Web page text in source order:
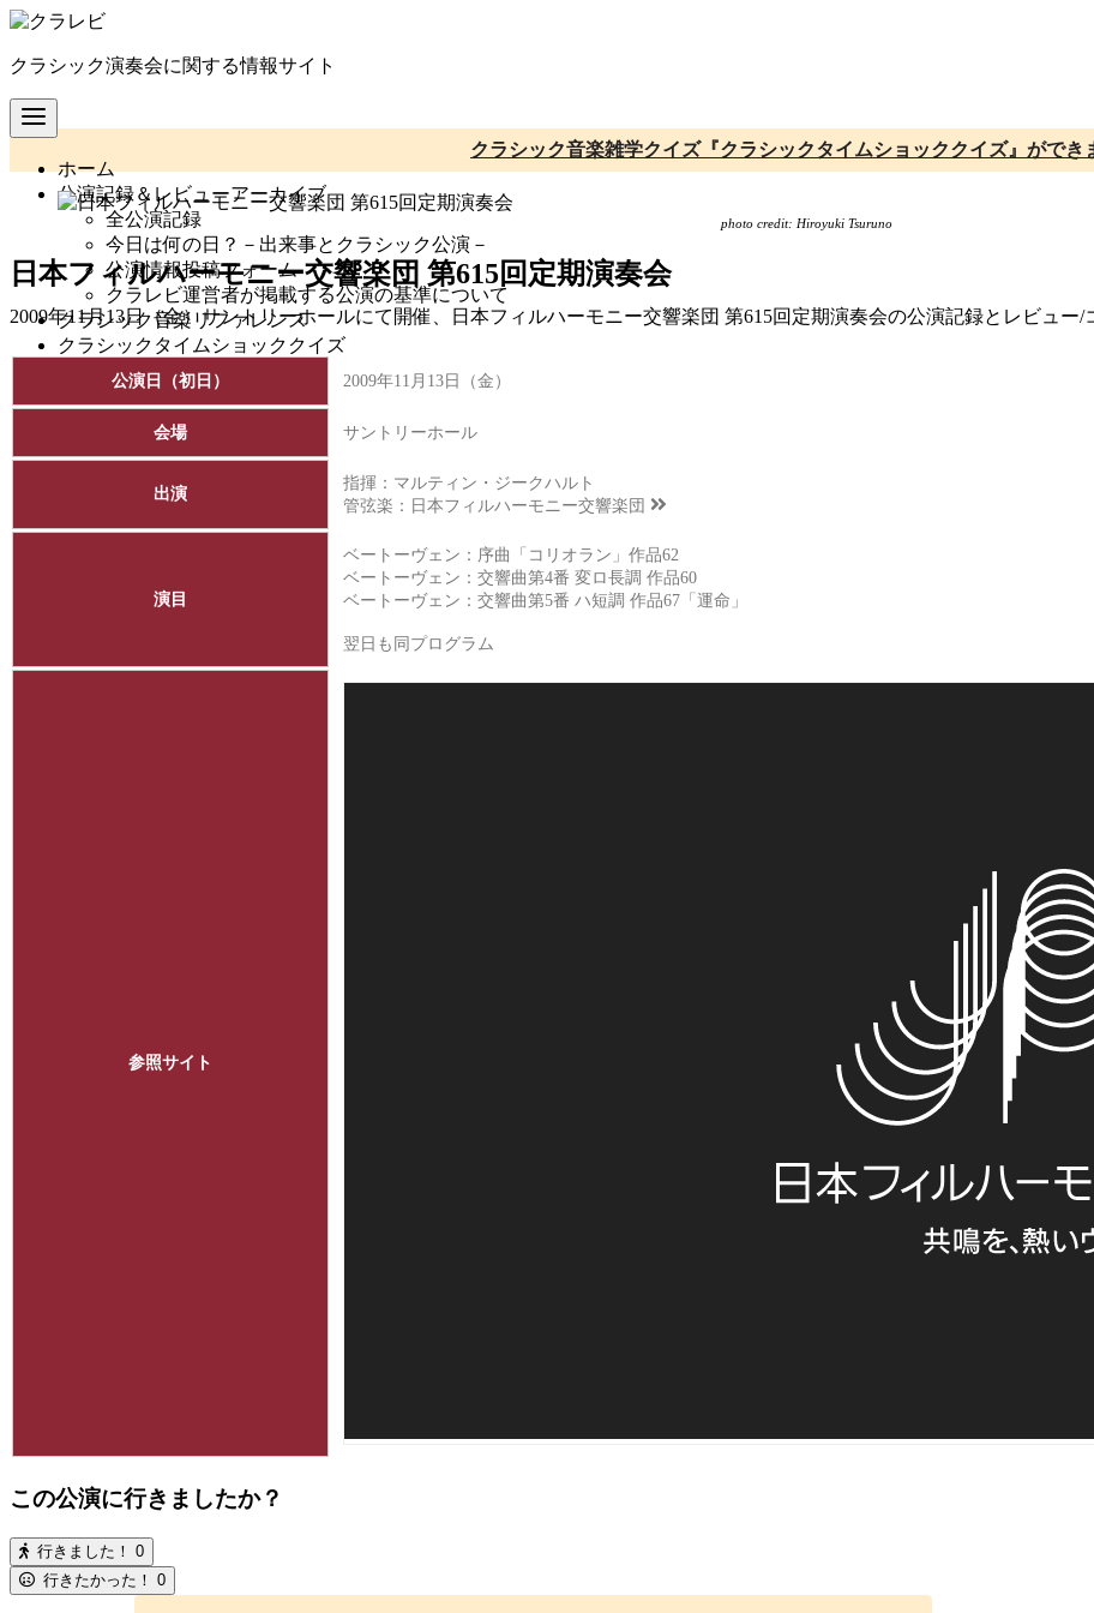
コ
テ
ン
ツ
移
クラシック演奏会に関する情報サイト
ホーム
公演記録＆レビューアーカイブ
全公演記録
今日は何の日？－出来事とクラシック公演－
公演情報投稿フォーム
クラレビ運営者が掲載する公演の基準について
クラシック音楽リファレンス
クラシックタイムショッククイズ
クラシック音楽雑学クイズ『クラシックタイムショッククイズ』ができ
photo credit: Hiroyuki Tsuruno
日本フィルハーモニー交響楽団 第615回定期演奏会
2009年11月13日（金）サントリーホールにて開催、日本フィルハーモニー交響楽団 第615回定期演奏会の公演記録とレビュー/
公演日（初日） 2009年11月13日（金）
会場 サントリーホール
出演
指揮：マルティン・ジークハルト
管弦楽： 日本フィルハーモニー交響楽団
演目
ベートーヴェン：序曲「コリオラン」作品62
ベートーヴェン：交響曲第4番 変ロ長調 作品60
ベートーヴェン：交響曲第5番 ハ短調 作品67「運命」
翌日も同プログラム
参照サイト
日本フィルハーモニー交響楽団｜公式サイト
「共鳴を、熱いウェーブに」1956年創立の日本フィルハーモニ
動、楽団のプロフィールなど、豊…
この公演に行きましたか？
行きました！ 0
行きたかった！ 0